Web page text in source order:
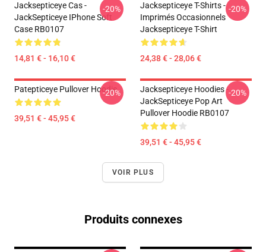
Jacksepticeye Cas -
JackSepticeye IPhone Soft
Case RB0107
14,81 € - 16,10 €
-20%
Jacksepticeye T-Shirts -
Imprimés Occasionnels
Jacksepticeye T-Shirt
24,38 € - 28,06 €
-20%
Patepticeye Pullover Hoodie
39,51 € - 45,95 €
-20%
Jacksepticeye Hoodies -
JackSepticeye Pop Art
Pullover Hoodie RB0107
39,51 € - 45,95 €
-20%
VOIR PLUS
Produits connexes